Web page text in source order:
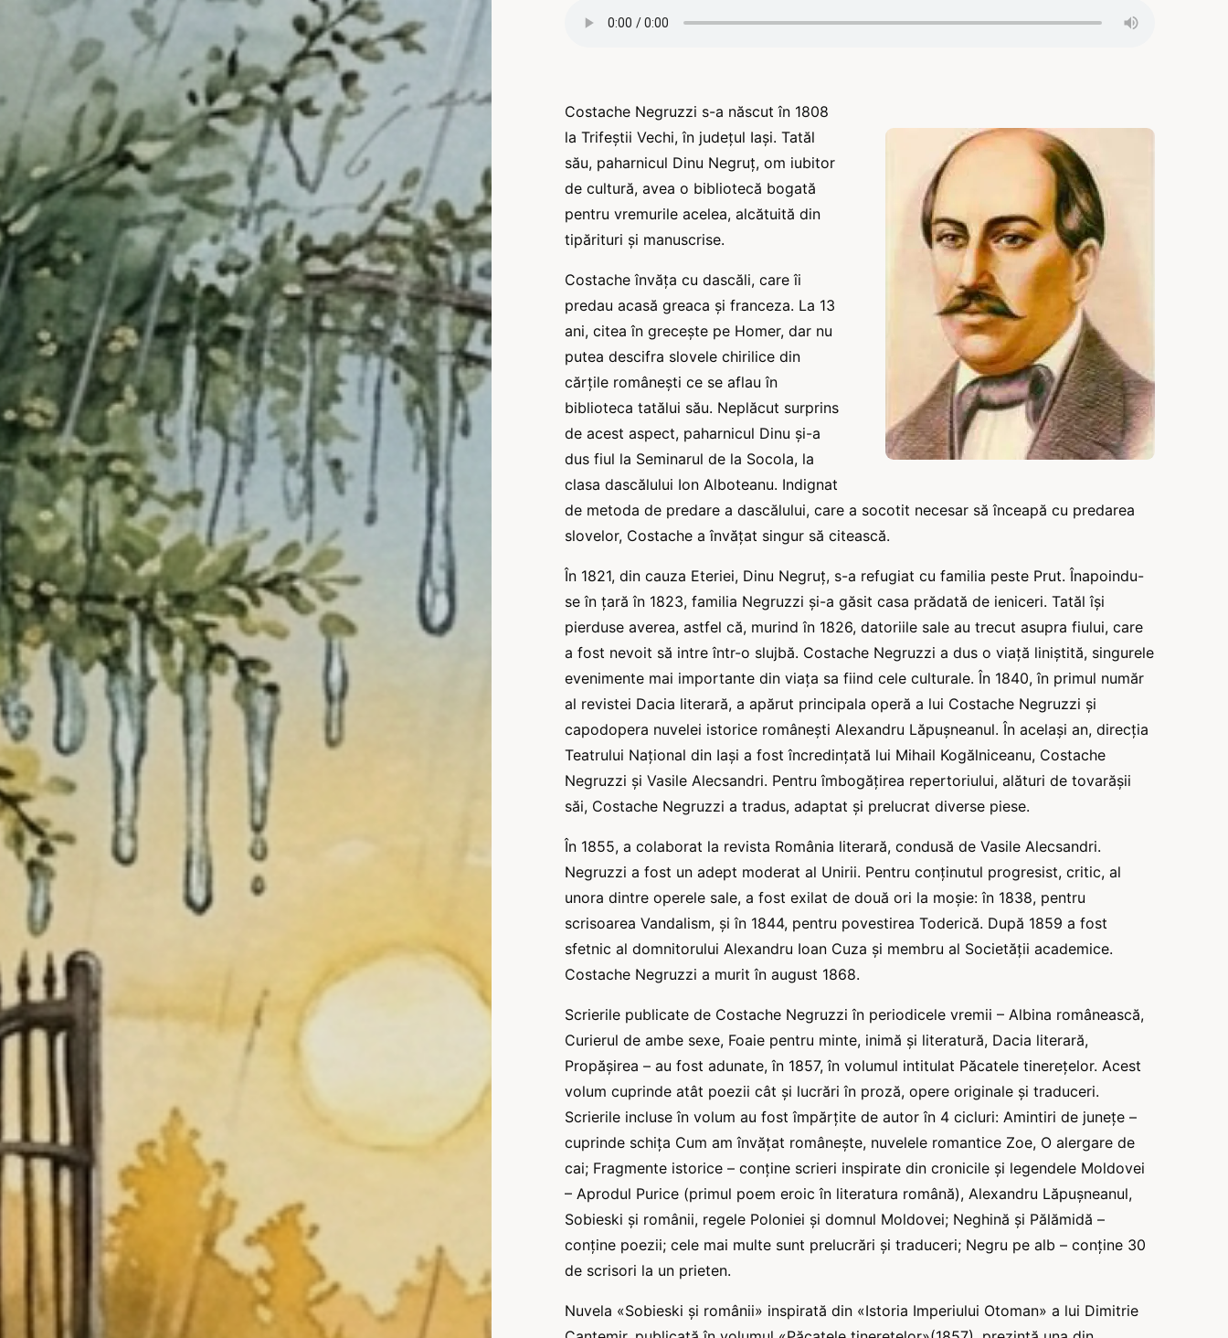
Costache Negruzzi s-a născut în 1808
la Trifeștii Vechi, în județul Iași. Tatăl
său, paharnicul Dinu Negruț, om iubitor
de cultură, avea o bibliotecă bogată
pentru vremurile acelea, alcătuită din
tipărituri şi manuscrise.
Costache învăța cu dascăli, care îi
predau acasă greaca şi franceza. La 13
ani, citea în grecește pe Homer, dar nu
putea descifra slovele chirilice din
cărțile românești ce se aflau în
biblioteca tatălui său. Neplăcut surprins
de acest aspect, paharnicul Dinu şi-a
dus fiul la Seminarul de la Socola, la
clasa dascălului Ion Alboteanu. Indignat
de metoda de predare a dascălului, care a socotit necesar să înceapă cu predarea
slovelor, Costache a învățat singur să citească.
În 1821, din cauza Eteriei, Dinu Negruț, s-a refugiat cu familia peste Prut. Înapoindu-
se în țară în 1823, familia Negruzzi şi-a găsit casa prădată de ieniceri. Tatăl își
pierduse averea, astfel că, murind în 1826, datoriile sale au trecut asupra fiului, care
a fost nevoit să intre într-o slujbă. Costache Negruzzi a dus o viață liniștită, singurele
evenimente mai importante din viața sa fiind cele culturale. În 1840, în primul număr
al revistei Dacia literară, a apărut principala operă a lui Costache Negruzzi şi
capodopera nuvelei istorice românești Alexandru Lăpușneanul. În același an, direcția
Teatrului Național din Iași a fost încredințată lui Mihail Kogălniceanu, Costache
Negruzzi şi Vasile Alecsandri. Pentru îmbogățirea repertoriului, alături de tovarășii
săi, Costache Negruzzi a tradus, adaptat şi prelucrat diverse piese.
În 1855, a colaborat la revista România literară, condusă de Vasile Alecsandri.
Negruzzi a fost un adept moderat al Unirii. Pentru conținutul progresist, critic, al
unora dintre operele sale, a fost exilat de două ori la moșie: în 1838, pentru
scrisoarea Vandalism, şi în 1844, pentru povestirea Toderică. După 1859 a fost
sfetnic al domnitorului Alexandru Ioan Cuza şi membru al Societății academice.
Costache Negruzzi a murit în august 1868.
Scrierile publicate de Costache Negruzzi în periodicele vremii – Albina românească,
Curierul de ambe sexe, Foaie pentru minte, inimă şi literatură, Dacia literară,
Propășirea – au fost adunate, în 1857, în volumul intitulat Păcatele tinereţelor. Acest
volum cuprinde atât poezii cât şi lucrări în proză, opere originale şi traduceri.
Scrierile incluse în volum au fost împărțite de autor în 4 cicluri: Amintiri de junețe –
cuprinde schița Cum am învățat românește, nuvelele romantice Zoe, O alergare de
cai; Fragmente istorice – conține scrieri inspirate din cronicile şi legendele Moldovei
– Aprodul Purice (primul poem eroic în literatura română), Alexandru Lăpușneanul,
Sobieski şi românii, regele Poloniei şi domnul Moldovei; Neghină şi Pălămidă –
conține poezii; cele mai multe sunt prelucrări şi traduceri; Negru pe alb – conține 30
de scrisori la un prieten.
Nuvela «Sobieski şi românii» inspirată din «Istoria Imperiului Otoman» a lui Dimitrie